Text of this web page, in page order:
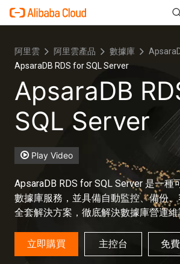
阿里雲 阿里雲產品 數據庫
ApsaraDB RDS for SQL Server
ApsaraDB
SQL Server
Play Video
ApsaraDB RDS for SQL Server 是一種
數據庫服務，並具備自動監控、備份
全套解決方案，徹底解決數據庫營運
立即購買 主控台 免